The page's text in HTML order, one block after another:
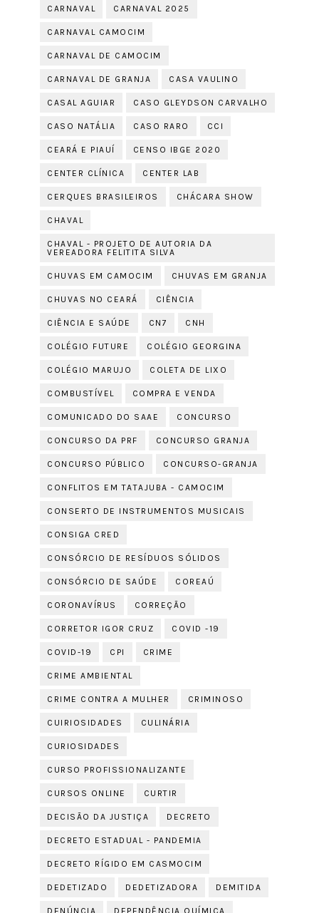
CARNAVAL CARNAVAL 2025
CARNAVAL CAMOCIM
CARNAVAL DE CAMOCIM
CARNAVAL DE GRANJA CASA VAULINO
CASAL AGUIAR CASO GLEYDSON CARVALHO
CASO NATÁLIA CASO RARO CCI
CEARÁ E PIAUÍ CENSO IBGE 2020
CENTER CLÍNICA CENTER LAB
CERQUES BRASILEIROS CHÁCARA SHOW
CHAVAL
CHAVAL - PROJETO DE AUTORIA DA
VEREADORA FELITITA SILVA
CHUVAS EM CAMOCIM CHUVAS EM GRANJA
CHUVAS NO CEARÁ CIÊNCIA
CIÊNCIA E SAÚDE CN7 CNH
COLÉGIO FUTURE COLÉGIO GEORGINA
COLÉGIO MARUJO COLETA DE LIXO
COMBUSTÍVEL COMPRA E VENDA
COMUNICADO DO SAAE CONCURSO
CONCURSO DA PRF CONCURSO GRANJA
CONCURSO PÚBLICO CONCURSO-GRANJA
CONFLITOS EM TATAJUBA - CAMOCIM
CONSERTO DE INSTRUMENTOS MUSICAIS
CONSIGA CRED
CONSÓRCIO DE RESÍDUOS SÓLIDOS
CONSÓRCIO DE SAÚDE COREAÚ
CORONAVÍRUS CORREÇÃO
CORRETOR IGOR CRUZ COVID -19
COVID-19 CPI CRIME
CRIME AMBIENTAL
CRIME CONTRA A MULHER CRIMINOSO
CUIRIOSIDADES CULINÁRIA
CURIOSIDADES
CURSO PROFISSIONALIZANTE
CURSOS ONLINE CURTIR
DECISÃO DA JUSTIÇA DECRETO
DECRETO ESTADUAL - PANDEMIA
DECRETO RÍGIDO EM CASMOCIM
DEDETIZADO DEDETIZADORA DEMITIDA
DENÚNCIA DEPENDÊNCIA QUÍMICA